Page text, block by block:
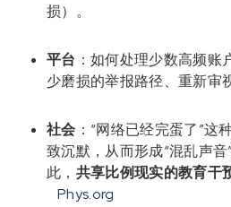
损）。
平台 ：如何处理少数高频
少磨损的举报路径、重新审
社会 ：“网络已经完蛋了”这
致沉默，从而形成“混乱声
此， 共享比例现实的教育干
Phys.org